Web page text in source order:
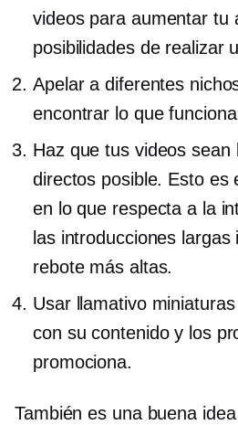
videos para aumentar tu
posibilidades de realizar
Apelar a diferentes
encontrar lo que
Haz que tus videos sean
directos posible. Esto es
en lo que respecta a la
las introducciones
rebote más altas.
Usar llamativominiaturas
con su contenido y los
promociona.
También es una buena